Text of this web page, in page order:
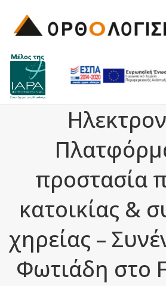
προστασία
κατοικίας &
χηρείας –
Φωτιάδη στο